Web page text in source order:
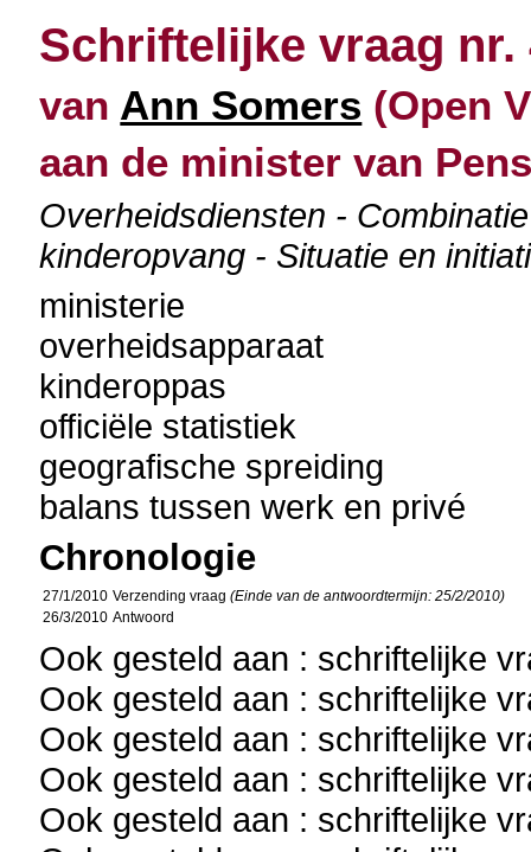
Schriftelijke vraag nr.
van Ann Somers (Open
aan de minister van
Overheidsdiensten -
kinderopvang - Situatie en
ministerie
overheidsapparaat
kinderoppas
officiële statistiek
geografische spreiding
balans tussen werk en privé
Chronologie
27/1/2010 Verzending vraag(Einde van de antwoordtermijn: 25/2/2010)
26/3/2010 Antwoord
Ook gesteld aan : schriftelijke
Ook gesteld aan : schriftelijke
Ook gesteld aan : schriftelijke
Ook gesteld aan : schriftelijke
Ook gesteld aan : schriftelijke